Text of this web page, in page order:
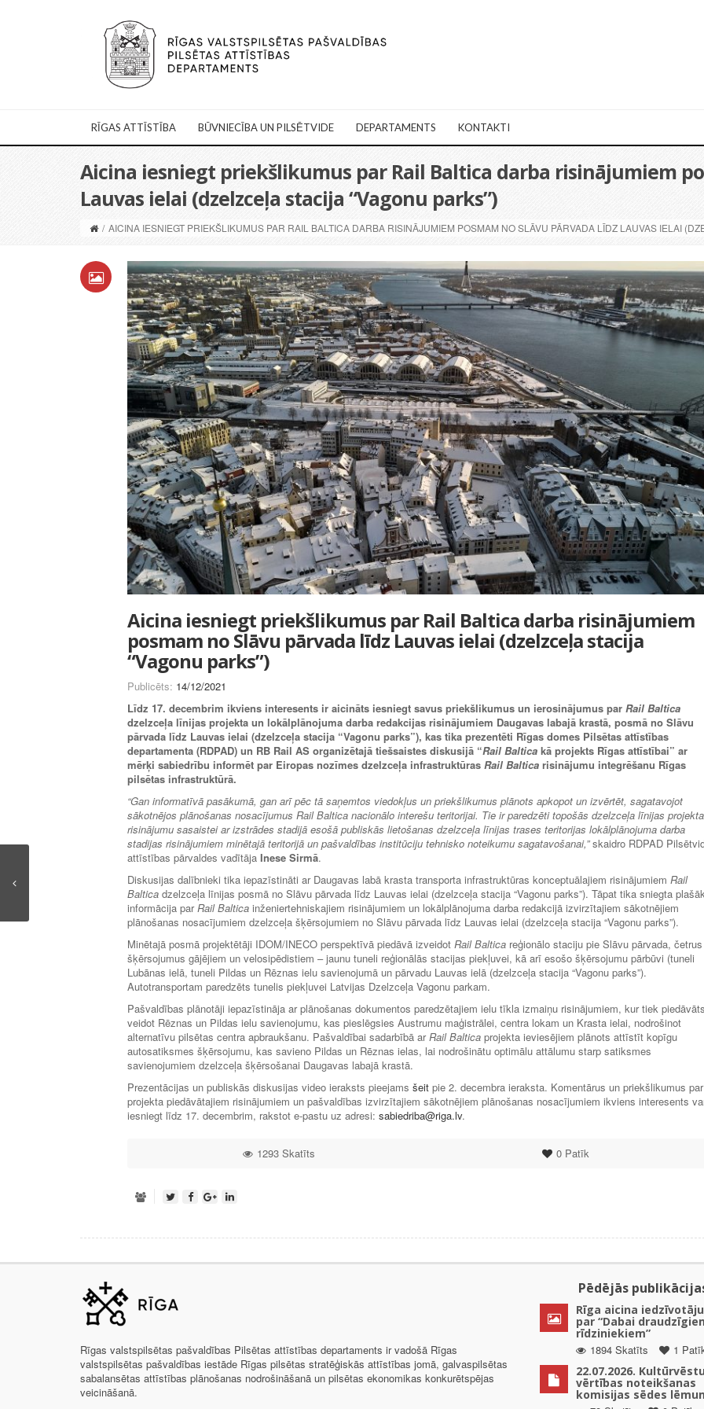
RĪGAS ATTĪSTĪBA BŪVNIECĪBA UN PILSĒTVIDE DEPARTAMENTS KONTAKTI
Aicina iesniegt priekšlikumus par Rail Baltica darba risinājumiem
Lauvas ielai (dzelzceļa stacija “Vagonu parks”)
/ AICINA IESNIEGT PRIEKŠLIKUMUS PAR RAIL BALTICA DARBA RISINĀJUMIEM POSMAM NO SLĀVU PĀRVADA LĪDZ LAUVAS IELAI
Aicina iesniegt priekšlikumus par Rail Baltica darba risinājumiem
posmam no Slāvu pārvada līdz Lauvas ielai (dzelzceļa stacija
“Vagonu parks”)
Publicēts: 14/12/2021
Līdz 17. decembrim ikviens interesents ir aicināts iesniegt savus priekšlikumus un ierosinājumus par Rail Baltica
dzelzceļa līnijas projekta un lokālplānojuma darba redakcijas risinājumiem Daugavas labajā krastā, posmā no Slāvu
pārvada līdz Lauvas ielai (dzelzceļa stacija “Vagonu parks”), kas tika prezentēti Rīgas domes Pilsētas attīstības
departamenta (RDPAD) un RB Rail AS organizētajā tiešsaistes diskusijā “Rail Baltica kā projekts Rīgas attīstībai” ar
mērķi sabiedrību informēt par Eiropas nozīmes dzelzceļa infrastruktūras Rail Baltica risinājumu integrēšanu Rīgas
pilsētas infrastruktūrā.
“Gan informatīvā pasākumā, gan arī pēc tā saņemtos viedokļus un priekšlikumus plānots apkopot un izvērtēt, sagatavojot
sākotnējos plānošanas nosacījumus Rail Baltica nacionālo interešu teritorijai. Tie ir paredzēti topošās dzelzceļa līnijas projekta
risinājumu sasaistei ar izstrādes stadijā esošā publiskās lietošanas dzelzceļa līnijas trases teritorijas lokālplānojuma darba
stadijas risinājumiem minētajā teritorijā un pašvaldības institūciju tehnisko noteikumu sagatavošanai,”skaidro RDPAD
attīstības pārvaldes vadītāja Inese Sirmā.
Diskusijas dalībnieki tika iepazīstināti ar Daugavas labā krasta transporta infrastruktūras konceptuālajiem risinājumiem Rail
Baltica dzelzceļa līnijas posmā no Slāvu pārvada līdz Lauvas ielai (dzelzceļa stacija “Vagonu parks”). Tāpat tika sniegta
informācija par Rail Baltica inženiertehniskajiem risinājumiem un lokālplānojuma darba redakcijā izvirzītajiem sākotnējiem
plānošanas nosacījumiem dzelzceļa šķērsojumiem no Slāvu pārvada līdz Lauvas ielai (dzelzceļa stacija “Vagonu parks”).
Minētajā posmā projektētāji IDOM/INECO perspektīvā piedāvā izveidot Rail Baltica reģionālo staciju pie Slāvu pārvada, četrus
šķērsojumus gājējiem un velosipēdistiem – jaunu tuneli reģionālās stacijas piekļuvei, kā arī esošo šķērsojumu pārbūvi (tuneli
Lubānas ielā, tuneli Pildas un Rēznas ielu savienojumā un pārvadu Lauvas ielā (dzelzceļa stacija “Vagonu parks”).
Autotransportam paredzēts tunelis piekļuvei Latvijas Dzelzceļa Vagonu parkam.
Pašvaldības plānotāji iepazīstināja ar plānošanas dokumentos paredzētajiem ielu tīkla izmaiņu risinājumiem, kur tiek piedāvāts
veidot Rēznas un Pildas ielu savienojumu, kas pieslēgsies Austrumu maģistrālei, centra lokam un Krasta ielai, nodrošinot
alternatīvu pilsētas centra apbraukšanu. Pašvaldībai sadarbībā ar Rail Baltica projekta ieviesējiem plānots attīstīt kopīgu
autosatiksmes šķērsojumu, kas savieno Pildas un Rēznas ielas, lai nodrošinātu optimālu attālumu starp satiksmes
savienojumiem dzelzceļa šķērsošanai Daugavas labajā krastā.
Prezentācijas un publiskās diskusijas video ieraksts pieejams šeit pie 2. decembra ieraksta. Komentārus un priekšlikumus par
projekta piedāvātajiem risinājumiem un pašvaldības izvirzītajiem sākotnējiem plānošanas nosacījumiem ikviens interesents
iesniegt līdz 17. decembrim, rakstot e-pastu uz adresi: sabiedriba@riga.lv.
0Patīk
1293 Skatīts
Rīgas valstspilsētas pašvaldības Pilsētas attīstības departaments ir vadošā Rīgas
valstspilsētas pašvaldības iestāde Rīgas pilsētas stratēģiskās attīstības jomā, galvaspilsētas
sabalansētas attīstības plānošanas nodrošināšanā un pilsētas ekonomikas konkurētspējas
veicināšanā.
Pēdējās
Rīga aicina
par “Dabai
rīdziniekiem”
1894 Skatīts
1
22.07.2026.
vērtības noteikšanas
komisijas sēdes